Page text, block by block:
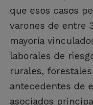
que esos casos
varones de entre
mayoría
laborales de
rurales,
antecedentes de
asociados